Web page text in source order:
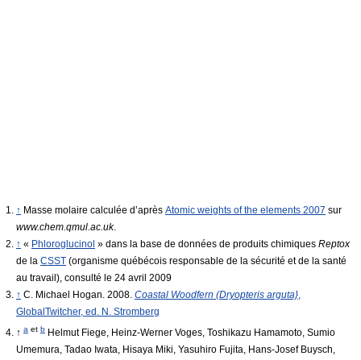
↑ Masse molaire calculée d’après Atomic weights of the elements 2007 sur
www.chem.qmul.ac.uk.
↑ « Phloroglucinol » dans la base de données de produits chimiques Reptox
de la CSST (organisme québécois responsable de la sécurité et de la santé
au travail), consulté le 24 avril 2009
↑ C. Michael Hogan. 2008. Coastal Woodfern (Dryopteris arguta},
GlobalTwitcher, ed. N. Stromberg
↑ a et b Helmut Fiege, Heinz-Werner Voges, Toshikazu Hamamoto, Sumio
Umemura, Tadao Iwata, Hisaya Miki, Yasuhiro Fujita, Hans-Josef Buysch,